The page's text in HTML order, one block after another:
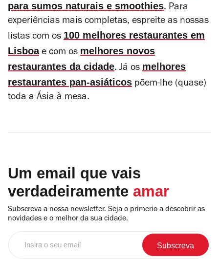
para sumos naturais e smoothies. Para
experiências mais completas, espreite as nossas
listas com os 100 melhores restaurantes em
Lisboae com os melhores novos
restaurantes da cidade. Já os melhores
restaurantes pan-asiáticos põem-lhe (quase)
toda a Ásia à mesa.
Um email que vais
verdadeiramente amar
Subscreva a nossa newsletter. Seja o primerio a descobrir as
novidades e o melhor da sua cidade.